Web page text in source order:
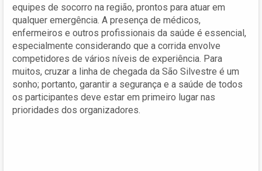
equipes de socorro na região, prontos para atuar em
qualquer emergência. A presença de médicos,
enfermeiros e outros profissionais da saúde é essencial,
especialmente considerando que a corrida envolve
competidores de vários níveis de experiência. Para
muitos, cruzar a linha de chegada da São Silvestre é um
sonho; portanto, garantir a segurança e a saúde de todos
os participantes deve estar em primeiro lugar nas
prioridades dos organizadores.